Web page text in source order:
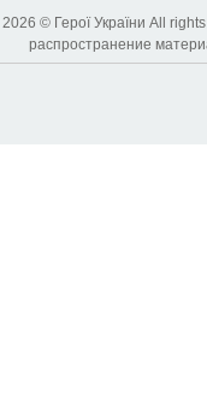
2026 © Герої України All
распространение